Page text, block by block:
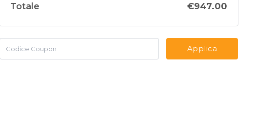
Totale €947.00
Applica